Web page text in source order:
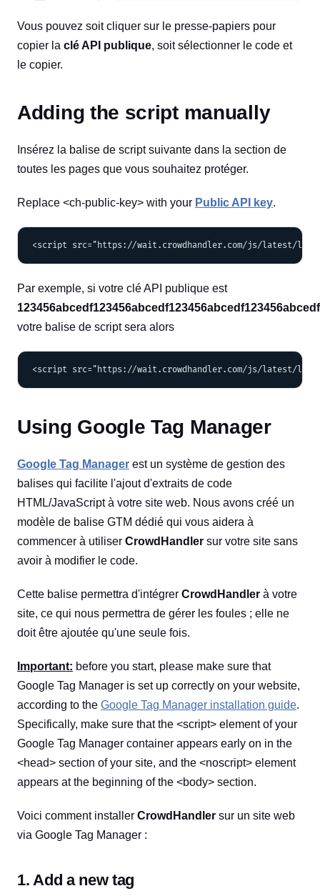
Vous pouvez soit cliquer sur le presse-papiers pour
copier la clé API publique, soit sélectionner le code et
le copier.
Adding the script manually
Insérez la balise de script suivante dans la section de
toutes les pages que vous souhaitez protéger.
Replace <ch-public-key> with your Public API key.
Par exemple, si votre clé API publique est
votre balise de script sera alors
Using Google Tag Manager
Google Tag Manager est un système de gestion des
balises qui facilite l'ajout d'extraits de code
HTML/JavaScript à votre site web. Nous avons créé un
modèle de balise GTM dédié qui vous aidera à
commencer à utiliser CrowdHandler sur votre site sans
avoir à modifier le code.
Cette balise permettra d'intégrer CrowdHandler à votre
site, ce qui nous permettra de gérer les foules ; elle ne
doit être ajoutée qu'une seule fois.
Important: before you start, please make sure that
Google Tag Manager is set up correctly on your website,
according to the Google Tag Manager installation guide.
Specifically, make sure that the <script> element of your
Google Tag Manager container appears early on in the
<head> section of your site, and the <noscript> element
appears at the beginning of the <body> section.
Voici comment installer CrowdHandler sur un site web
via Google Tag Manager :
1. Add a new tag